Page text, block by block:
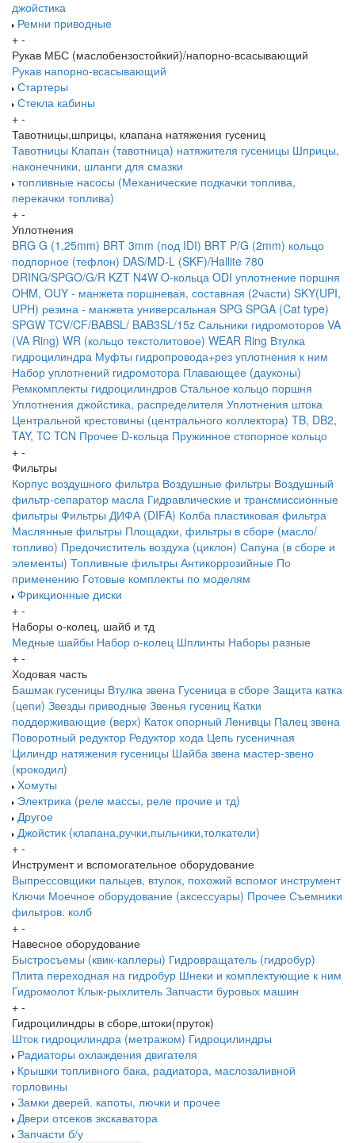
джойстика
Ремни приводные
+ -
Рукав МБС (маслобензостойкий)/напорно-всасывающий
Рукав напорно-всасывающий
Стартеры
Стекла кабины
+ -
Тавотницы,шприцы, клапана натяжения гусениц
Тавотницы Клапан (тавотница) натяжителя гусеницы Шприцы,
наконечники, шланги для смазки
топливные насосы (Механические подкачки топлива,
перекачки топлива)
+ -
Уплотнения
BRG G (1,25mm) BRT 3mm (под IDI) BRT P/G (2mm) кольцо
подпорное (тефлон) DAS/MD-L (SKF)/Hallite 780
DRING/SPGO/G/R KZT N4W O-кольца ODI уплотнение поршня
OHM, OUY - манжета поршневая, составная (2части) SKY(UPI,
UPH) резина - манжета универсальная SPG SPGA (Cat type)
SPGW TCV/CF/BABSL/ BAB3SL/15z Сальники гидромоторов VA
(VA Ring) WR (кольцо текстолитовое) WEAR Ring Втулка
гидроцилиндра Муфты гидропровода+рез уплотнения к ним
Набор уплотнений гидромотора Плавающее (дауконы)
Ремкомплекты гидроцилиндров Стальное кольцо поршня
Уплотнения джойстика, распределителя Уплотнения штока
Центральной крестовины (центрального коллектора) TB, DB2,
TAY, TC TCN Прочее D-кольца Пружинное стопорное кольцо
+ -
Фильтры
Корпус воздушного фильтра Воздушные фильтры Воздушный
фильтр-сепаратор масла Гидравлические и трансмиссионные
фильтры Фильтры ДИФА (DIFA) Колба пластиковая фильтра
Маслянные фильтры Площадки, фильтры в сборе (масло/
топливо) Предочиститель воздуха (циклон) Сапуна (в сборе и
элементы) Топливные фильтры Антикоррозийные По
применению Готовые комплекты по моделям
Фрикционные диски
+ -
Наборы о-колец, шайб и тд
Медные шайбы Набор о-колец Шплинты Наборы разные
+ -
Ходовая часть
Башмак гусеницы Втулка звена Гусеница в сборе Защита катка
(цепи) Звезды приводные Звенья гусениц Катки
поддерживающие (верх) Каток опорный Ленивцы Палец звена
Поворотный редуктор Редуктор хода Цепь гусеничная
Цилиндр натяжения гусеницы Шайба звена мастер-звено
(крокодил)
Хомуты
Электрика (реле массы, реле прочие и тд)
Другое
Джойстик (клапана,ручки,пыльники,толкатели)
+ -
Инструмент и вспомогательное оборудование
Выпрессовщики пальцев, втулок, похожий вспомог инструмент
Ключи Моечное оборудование (аксессуары) Прочее Съемники
фильтров. колб
+ -
Навесное оборудование
Быстросъемы (квик-каплеры) Гидровращатель (гидробур)
Плита переходная на гидробур Шнеки и комплектующие к ним
Гидромолот Клык-рыхлитель Запчасти буровых машин
+ -
Гидроцилиндры в сборе,штоки(пруток)
Шток гидроцилиндра (метражом) Гидроцилиндры
Радиаторы охлаждения двигателя
Крышки топливного бака, радиатора, маслозаливной
горловины
Замки дверей. капоты, лючки и прочее
Двери отсеков экскаватора
Запчасти б/у